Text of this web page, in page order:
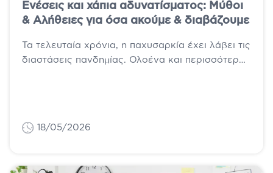
Ενέσεις και χάπια αδυνατίσματος: Μύθοι
& Αλήθειες για όσα ακούμε & διαβάζουμε
Τα τελευταία χρόνια, η παχυσαρκία έχει λάβει τις
διαστάσεις πανδημίας. Ολοένα και περισσότεροι
18/05/2026